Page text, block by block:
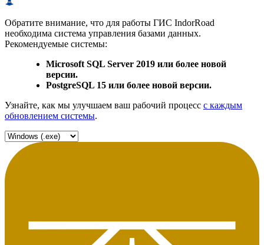
Обратите внимание, что для работы ГИС IndorRoad
необходима система управления базами данных.
Рекомендуемые системы:
Microsoft SQL Server 2019 или более новой
версии.
PostgreSQL 15 или более новой версии.
Узнайте, как мы улучшаем ваш рабочий процесс с каждым
обновлением системы.